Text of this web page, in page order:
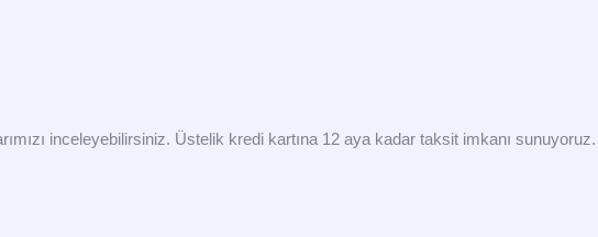
inceleyebilirsiniz. Üstelik kredi kartına 12 aya kadar taksit imkanı sunuyoruz.